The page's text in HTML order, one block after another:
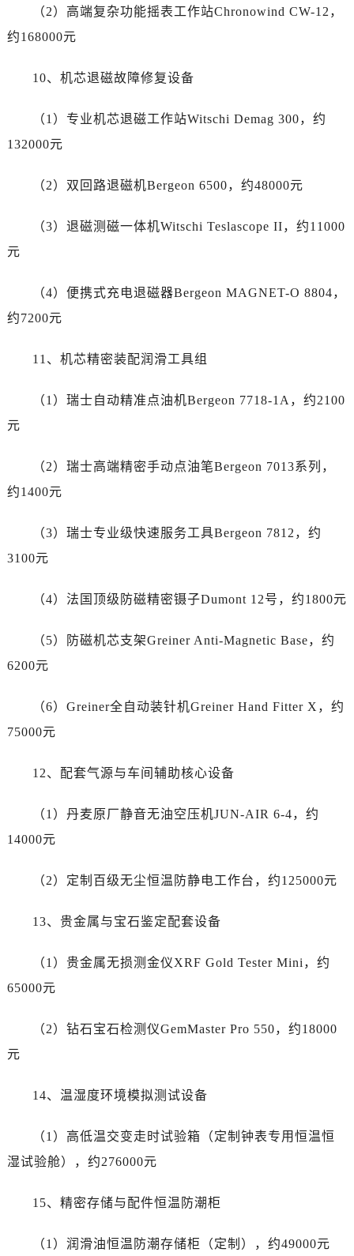
云南省迪庆藏族自治州香格里拉市长征大道萧邦售后服务中心（需提前预约）
云南省普洱市思茅区振兴大道萧邦售后服务中心（需提前预约）
云南省昭通市昭阳区青年路萧邦售后服务中心（需提前预约）
浙江省温州市鹿城区锦绣路1067号置信广场10层1015室萧邦售后服务中心（需提前预约）
江苏省无锡市梁溪区人民中路139号恒隆广场写字楼1座11层1104室萧邦售后服务中心（需提前预约）
湖北省武汉市江汉区解放大道686号世界贸易大厦38层09室萧邦售后服务中心（需提前预约）
福建省泉州市丰泽区宝洲路729号浦西万达中心写字楼A座7楼709室萧邦售后服务中心（需提前预约）
吉林省长春市朝阳区西安大路727号中银大厦A座(旺进大厦)18层09室萧邦售后服务中心（需提前预约）
云南省昆明市盘龙区北京路928号同德昆明广场写字楼10层06室萧邦售后服务中心（需提前预约）
海南省海口市龙华区金贸东路5号海口华润大厦B座17层1707室萧邦售后服务中心（需提前预约）
（2）高端复杂功能摇表工作站Chronowind CW-12，
约168000元
10、机芯退磁故障修复设备
（1）专业机芯退磁工作站Witschi Demag 300，约
132000元
（2）双回路退磁机Bergeon 6500，约48000元
（3）退磁测磁一体机Witschi Teslascope II，约11000
元
（4）便携式充电退磁器Bergeon MAGNET-O 8804，
约7200元
11、机芯精密装配润滑工具组
（1）瑞士自动精准点油机Bergeon 7718-1A，约2100
元
（2）瑞士高端精密手动点油笔Bergeon 7013系列，
约1400元
（3）瑞士专业级快速服务工具Bergeon 7812，约
3100元
（4）法国顶级防磁精密镊子Dumont 12号，约1800元
（5）防磁机芯支架Greiner Anti-Magnetic Base，约
6200元
（6）Greiner全自动装针机Greiner Hand Fitter X，约
75000元
12、配套气源与车间辅助核心设备
（1）丹麦原厂静音无油空压机JUN-AIR 6-4，约
14000元
（2）定制百级无尘恒温防静电工作台，约125000元
13、贵金属与宝石鉴定配套设备
（1）贵金属无损测金仪XRF Gold Tester Mini，约
65000元
（2）钻石宝石检测仪GemMaster Pro 550，约18000
元
14、温湿度环境模拟测试设备
（1）高低温交变走时试验箱（定制钟表专用恒温恒
湿试验舱），约276000元
15、精密存储与配件恒温防潮柜
（1）润滑油恒温防潮存储柜（定制），约49000元